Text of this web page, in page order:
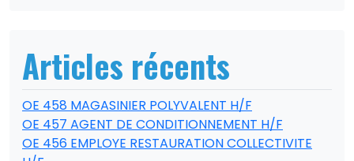
Articles récents
OE 458 MAGASINIER POLYVALENT H/F
OE 457 AGENT DE CONDITIONNEMENT H/F
OE 456 EMPLOYE RESTAURATION COLLECTIVITE